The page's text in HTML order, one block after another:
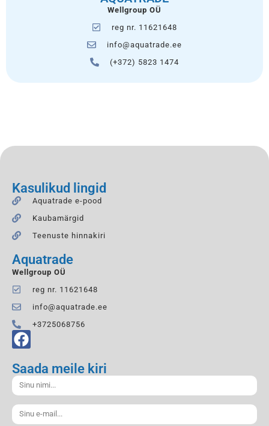
Wellgroup OÜ
reg nr. 11621648
info@aquatrade.ee
(+372) 5823 1474
Kasulikud lingid
Aquatrade e-pood
Kaubamärgid
Teenuste hinnakiri
Aquatrade
Wellgroup OÜ
reg nr. 11621648
info@aquatrade.ee
+3725068756
Saada meile kiri